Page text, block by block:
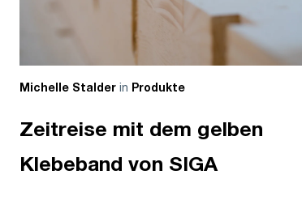
Michelle Stalder in Produkte
Zeitreise mit dem gelben
Klebeband von SIGA